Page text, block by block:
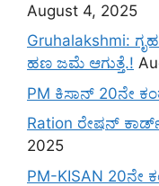
August 4, 2025
Gruhalakshmi:
ಹಣ ಜಮೆ‌ ಆಗುತ್ತೆ.!
PM ಕಿಸಾನ್ 20ನೇ
Ration ರೇಷನ್
2025
PM-KISAN 20ನೇ